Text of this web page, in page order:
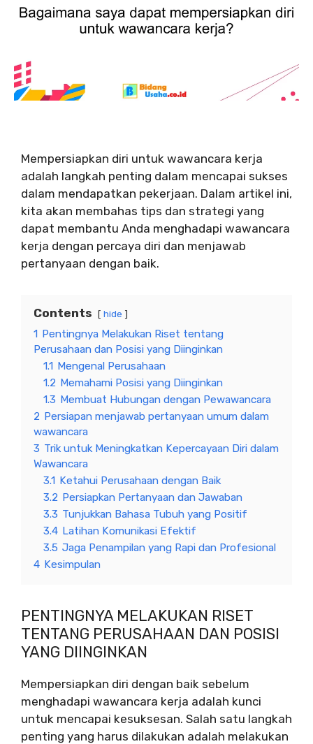
Mempersiapkan diri untuk wawancara kerja
adalah langkah penting dalam mencapai sukses
dalam mendapatkan pekerjaan. Dalam artikel ini,
kita akan membahas tips dan strategi yang
dapat membantu Anda menghadapi wawancara
kerja dengan percaya diri dan menjawab
pertanyaan dengan baik.
Contents hide
1 Pentingnya Melakukan Riset tentang
Perusahaan dan Posisi yang Diinginkan
1.1 Mengenal Perusahaan
1.2 Memahami Posisi yang Diinginkan
1.3 Membuat Hubungan dengan Pewawancara
2 Persiapan menjawab pertanyaan umum dalam
wawancara
3 Trik untuk Meningkatkan Kepercayaan Diri dalam
Wawancara
3.1 Ketahui Perusahaan dengan Baik
3.2 Persiapkan Pertanyaan dan Jawaban
3.3 Tunjukkan Bahasa Tubuh yang Positif
3.4 Latihan Komunikasi Efektif
3.5 Jaga Penampilan yang Rapi dan Profesional
4 Kesimpulan
PENTINGNYA MELAKUKAN RISET
TENTANG PERUSAHAAN DAN POSISI
YANG DIINGINKAN
Mempersiapkan diri dengan baik sebelum
menghadapi wawancara kerja adalah kunci
untuk mencapai kesuksesan. Salah satu langkah
penting yang harus dilakukan adalah melakukan